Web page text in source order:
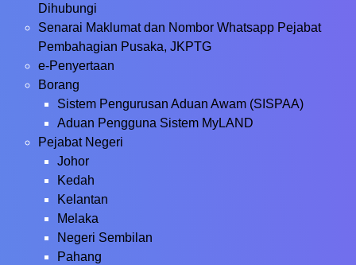
Dihubungi
Senarai Maklumat dan Nombor Whatsapp Pejabat
Pembahagian Pusaka, JKPTG
e-Penyertaan
Borang
Sistem Pengurusan Aduan Awam (SISPAA)
Aduan Pengguna Sistem MyLAND
Pejabat Negeri
Johor
Kedah
Kelantan
Melaka
Negeri Sembilan
Pahang